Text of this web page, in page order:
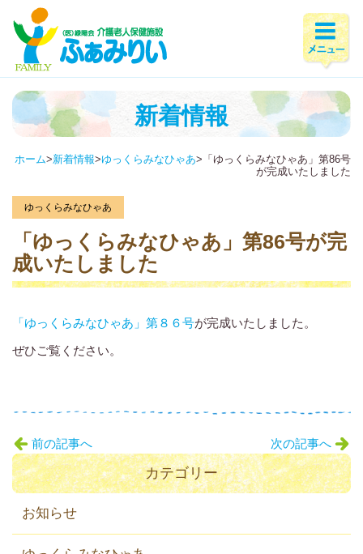
新着情報
ホーム>新着情報>ゆっくらみなひゃあ> 「ゆっくらみなひゃあ」第86号
が完成いたしました
ゆっくらみなひゃあ
「ゆっくらみなひゃあ」第86号が完
成いたしました
「ゆっくらみなひゃあ」第８６号が完成いたしました。
ぜひご覧ください。
前の記事へ 次の記事へ
カテゴリー
お知らせ